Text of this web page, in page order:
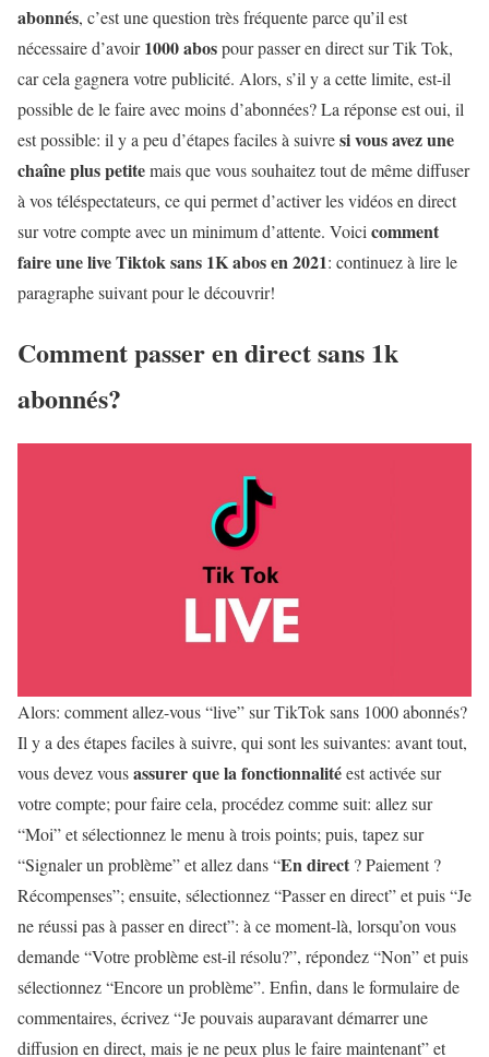
abonnés, c’est une question très fréquente parce qu’il est
nécessaire d’avoir1000 abospour passer en direct sur Tik Tok,
car cela gagnera votre publicité. Alors, s’il y a cette limite, est-il
possible de le faire avec moins d’abonnées? La réponse est oui, il
est possible: il y a peu d’étapes faciles à suivresi vous avez une
chaîne plus petitemais que vous souhaitez tout de même diffuser
à vos téléspectateurs, ce qui permet d’activer les vidéos en direct
sur votre compte avec un minimum d’attente. Voici comment
faire une live Tiktok sans 1K abos en 2021: continuez à lire le
paragraphe suivant pour le découvrir!
Comment passer en direct sans 1k
abonnés?
Alors: comment allez-vous “live” sur TikTok sans 1000 abonnés?
Il y a des étapes faciles à suivre, qui sont les suivantes: avant tout,
vous devez vousassurer que la fonctionnalitéest activée sur
votre compte; pour faire cela, procédez comme suit: allez sur
“Moi” et sélectionnez le menu à trois points; puis, tapez sur
“Signaler un problème” et allez dans “En direct ? Paiement ?
Récompenses”; ensuite, sélectionnez “Passer en direct” et puis “Je
ne réussi pas à passer en direct”: à ce moment-là, lorsqu’on vous
demande “Votre problème est-il résolu?”, répondez “Non” et puis
sélectionnez “Encore un problème”. Enfin, dans le formulaire de
commentaires, écrivez “Je pouvais auparavant démarrer une
diffusion en direct, mais je ne peux plus le faire maintenant” et